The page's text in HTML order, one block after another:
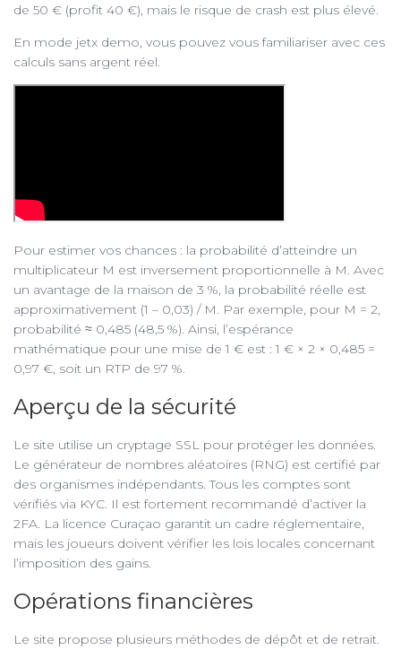
de 50 € (profit 40 €), mais le risque de crash est plus élevé.
En mode jetx demo, vous pouvez vous familiariser avec ces
calculs sans argent réel.
Pour estimer vos chances : la probabilité d’atteindre un
multiplicateur M est inversement proportionnelle à M. Avec
un avantage de la maison de 3 %, la probabilité réelle est
approximativement (1 – 0,03) / M. Par exemple, pour M = 2,
probabilité ≈ 0,485 (48,5 %). Ainsi, l’espérance
mathématique pour une mise de 1 € est : 1 € × 2 × 0,485 =
0,97 €, soit un RTP de 97 %.
Aperçu de la sécurité
Le site utilise un cryptage SSL pour protéger les données.
Le générateur de nombres aléatoires (RNG) est certifié par
des organismes indépendants. Tous les comptes sont
vérifiés via KYC. Il est fortement recommandé d’activer la
2FA. La licence Curaçao garantit un cadre réglementaire,
mais les joueurs doivent vérifier les lois locales concernant
l’imposition des gains.
Opérations financières
Le site propose plusieurs méthodes de dépôt et de retrait.